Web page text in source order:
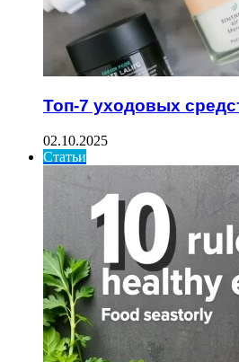
Топ-7 уходовых
02.10.2025
Статьи